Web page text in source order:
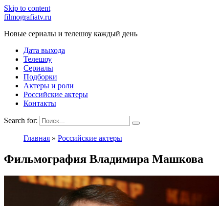
Skip to content
filmografiatv.ru
Новые сериалы и телешоу каждый день
Дата выхода
Телешоу
Сериалы
Подборки
Актеры и роли
Российские актеры
Контакты
Search for:
Главная » Российские актеры
Фильмография Владимира Машкова